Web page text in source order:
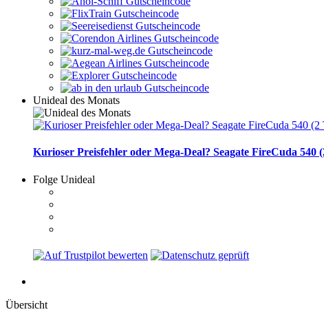
Unideal des Monats
Kurioser Preisfehler oder Mega-Deal? Seagate FireCuda 540
Folge Unideal
Übersicht